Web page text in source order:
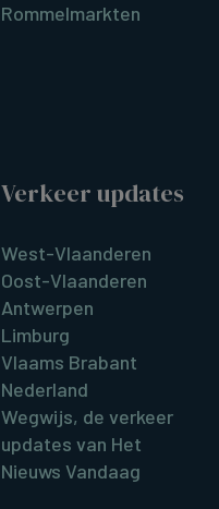
Rommelmarkten
Verkeer updates
West-Vlaanderen
Oost-Vlaanderen
Antwerpen
Limburg
Vlaams Brabant
Nederland
Wegwijs, de verkeer
updates van Het
Nieuws Vandaag